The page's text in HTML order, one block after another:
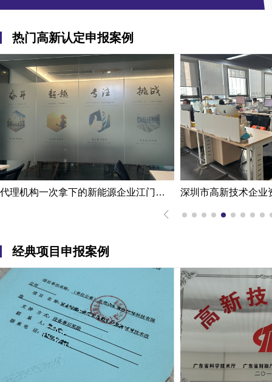
热门高新认定申报案例
深圳市高新技术企业资质认定案例|熟练掌握国家高新企业资质认定
经典项目申报案例